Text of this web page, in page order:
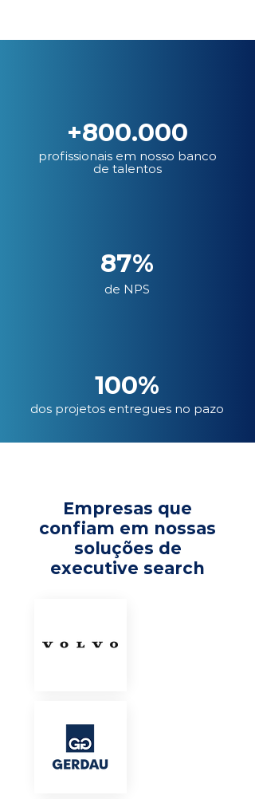
+800.000
profissionais em nosso banco
de talentos
87%
de NPS
100%
dos projetos entregues no pazo
Empresas que
confiam em nossas
soluções de
executive search